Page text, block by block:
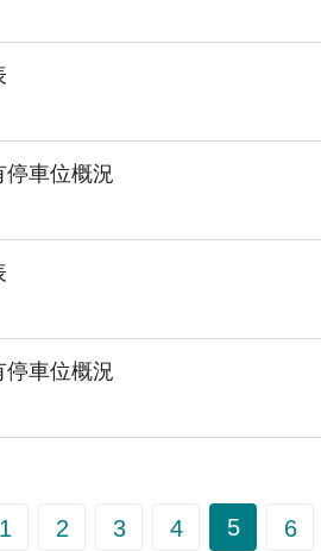
停車位概況
停車位概況
1 2 3 4 5 6